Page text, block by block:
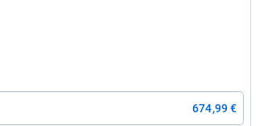
674,99 €